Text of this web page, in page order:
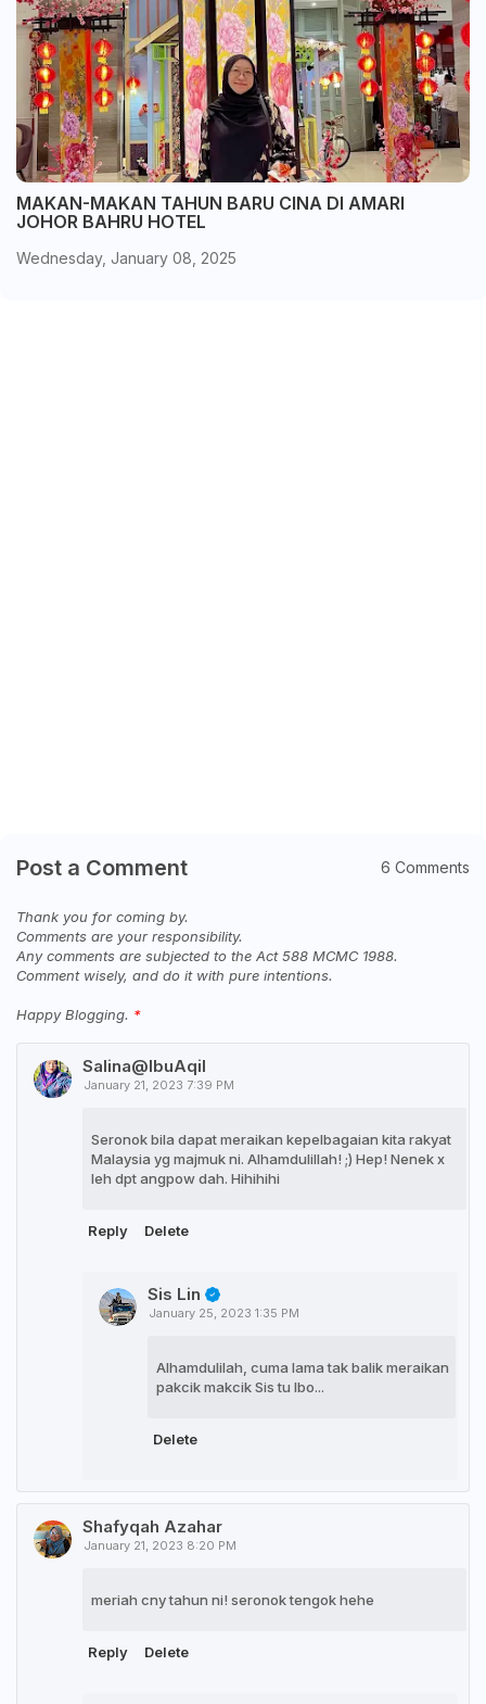
MAKAN-MAKAN TAHUN BARU CINA DI AMARI
JOHOR BAHRU HOTEL
Wednesday, January 08, 2025
Post a Comment 6 Comments
Thank you for coming by.
Comments are your responsibility.
Any comments are subjected to the Act 588 MCMC 1988.
Comment wisely, and do it with pure intentions.
Happy Blogging.
Salina@IbuAqil
January 21, 2023 7:39 PM
Seronok bila dapat meraikan kepelbagaian kita rakyat
Malaysia yg majmuk ni. Alhamdulillah! ;) Hep! Nenek x
leh dpt angpow dah. Hihihihi
Reply Delete
Sis Lin
January 25, 2023 1:35 PM
Alhamdulilah, cuma lama tak balik meraikan
pakcik makcik Sis tu Ibo...
Delete
Shafyqah Azahar
January 21, 2023 8:20 PM
meriah cny tahun ni! seronok tengok hehe
Reply Delete